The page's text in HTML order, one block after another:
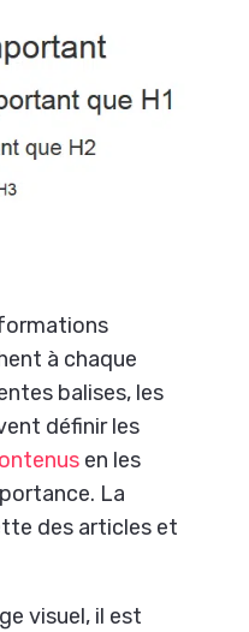
à chaque
balises, les
définir les
en les
La
des articles et
visuel, il est